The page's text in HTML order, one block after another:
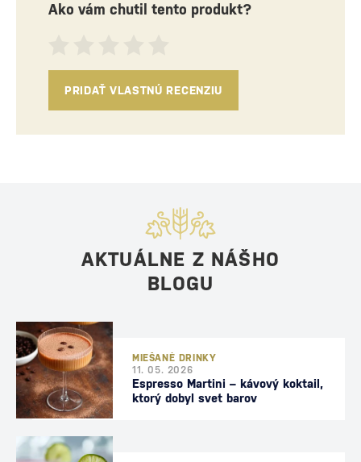
Ako vám chutil tento produkt?
PRIDAŤ VLASTNÚ RECENZIU
AKTUÁLNE Z NÁŠHO
BLOGU
MIEŠANÉ DRINKY
11. 05. 2026
Espresso Martini – kávový koktail,
ktorý dobyl svet barov